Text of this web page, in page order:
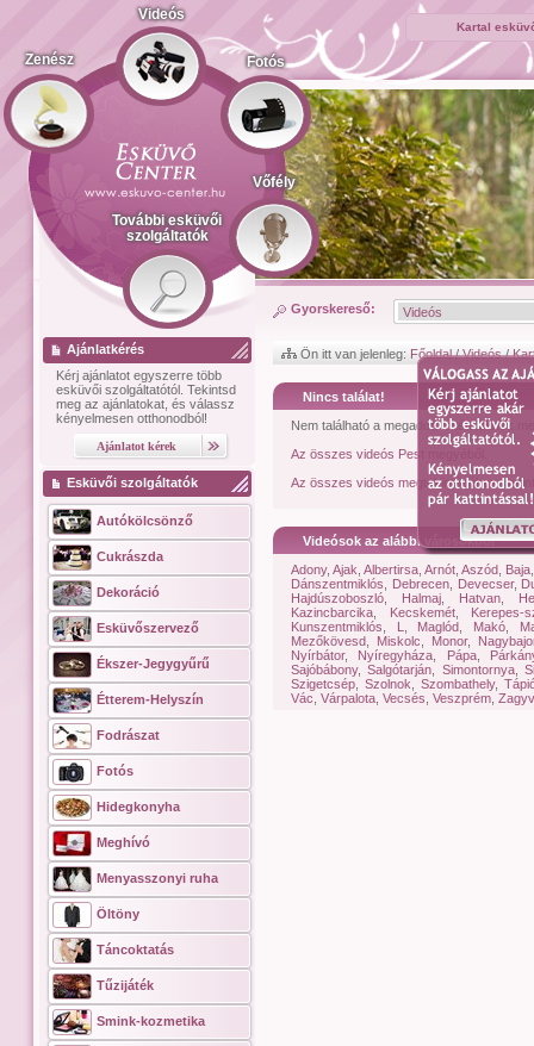
Kartal
Zenész
Videós
Fotós
Vőfély
További esküvői
szolgáltatók
Ajánlatkérés
Kérj ajánlatot egyszerre több
esküvői szolgáltatótól. Tekintsd
meg az ajánlatokat, és válassz
kényelmesen otthonodból!
Esküvői szolgáltatók
Autókölcsönző
Cukrászda
Dekoráció
Esküvőszervező
Ékszer-Jegygyűrű
Étterem-Helyszín
Fodrászat
Fotós
Hidegkonyha
Meghívó
Menyasszonyi ruha
Öltöny
Táncoktatás
Tűzijáték
Smink-kozmetika
Gyorskereső:
Ön itt van jelenleg: Főoldal/Videós/
Nincs találat!
Nem található a megadott feltételeknek
Az összes videós Pest megyéből.
Az összes videós megtekintéséhez
Videósok az alábbi városokból
Adony, Ajak Albertirsa Arnót Aszód Baja
Dánszentmiklós
Debrecen, Devecser,
Hajdúszoboszló
Halmaj Hatvan
Kazincbarcika
Kecskemét, Kerepes-
Kunszentmiklós
L Maglód Makó,
Mezőkövesd
Miskolc Monor,
Nyírbátor, Nyíregyháza Pápa,
Sajóbábony,Salgótarján Simontornya,
Szigetcsép
Szolnok Szombathely,
Vác Várpalota Vecsés Veszprém